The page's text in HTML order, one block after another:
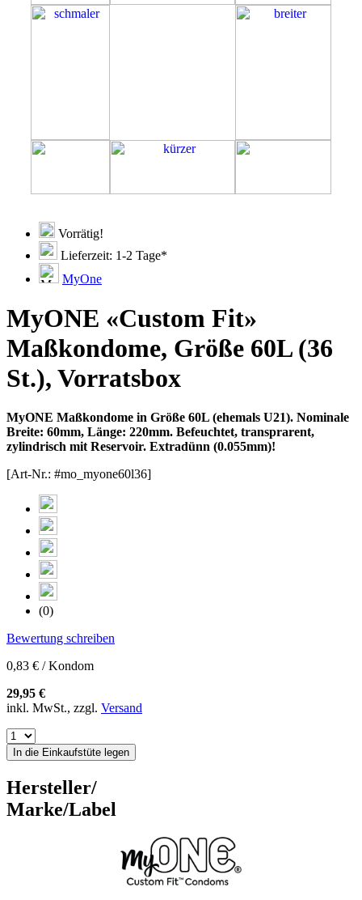
Vorrätig!
Lieferzeit: 1-2 Tage*
MyOne
MyONE «Custom Fit»
Maßkondome, Größe 60L (36
St.), Vorratsbox
MyONE Maßkondome in Größe 60L (ehemals U21). Nominale
Breite: 60mm, Länge: 220mm. Befeuchtet, transprarent,
zylindrisch mit Reservoir. Extradünn (0.055mm)!
[Art-Nr.: #mo_myone60l36]
(0)
Bewertung schreiben
0,83 € / Kondom
29,95 €
inkl. MwSt., zzgl. Versand
In die Einkaufstüte legen
Hersteller/
Marke/Label